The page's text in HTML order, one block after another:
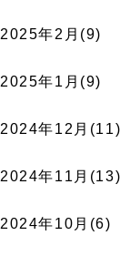
2025年2月(9)
2025年1月(9)
2024年12月(11)
2024年11月(13)
2024年10月(6)